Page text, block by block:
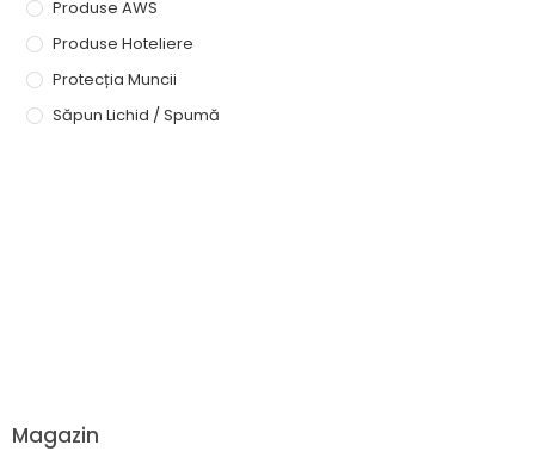
Produse AWS
Produse Hoteliere
Protecția Muncii
Săpun Lichid / Spumă
Magazin